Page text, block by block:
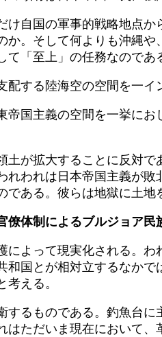
自国の軍事的戦略地点
。そして何よりも沖縄
「至上」の任務なのであ
する陸海空の空間を一イ
国主義の空間を一挙に
が拡大することに反対
われは日本帝国主義が
ある。彼らは地獄に土地
体制によるブルジョア民
よって現実化される。
国とが相対立するなか
える。
るものである。釣魚台
ただいま現在において